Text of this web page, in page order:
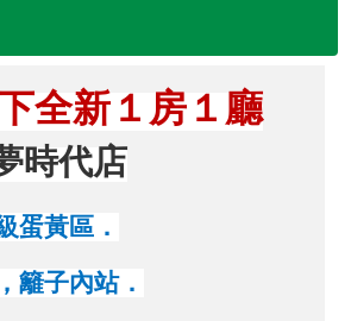
全新１房１廳
時代店
蛋黃區．
籬子內站．